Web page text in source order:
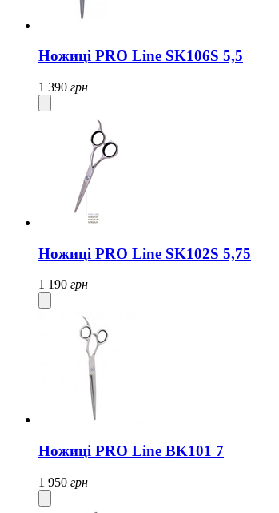
Ножиці PRO Line SK106S 5,5
1 390 грн
Ножиці PRO Line SK102S 5,75
1 190 грн
Ножиці PRO Line BK101 7
1 950 грн